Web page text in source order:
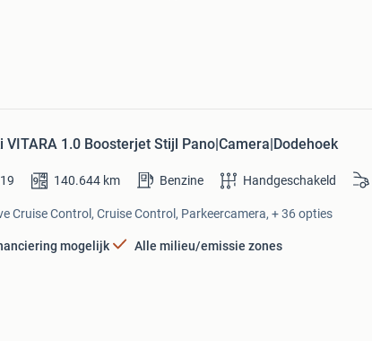
VITARA 1.0 Boosterjet Stijl Pano|Camera|Dodehoek
140.644 km Benzine Handgeschakeld
Cruise Control, Cruise Control, Parkeercamera, + 36 opties
mogelijk Alle milieu/emissie zones